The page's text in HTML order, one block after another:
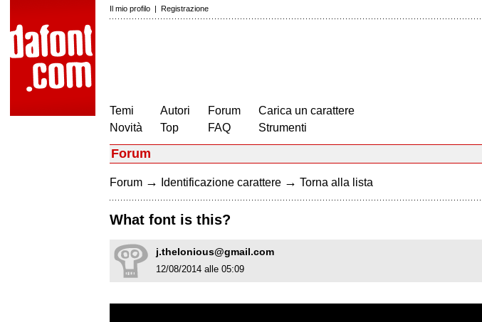
Il mio profilo | Registrazione
Temi
Novità
Autori
Top
Forum
FAQ
Carica un carattere
Strumenti
Forum
Forum → Identificazione carattere → Torna alla lista
What font is this?
j.thelonious@gmail.com
12/08/2014 alle 05:09